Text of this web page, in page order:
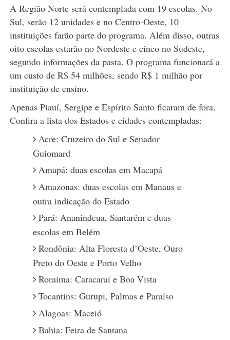
A Região Norte será contemplada com 19 escolas. No
Sul, serão 12 unidades e no Centro-Oeste, 10
instituições farão parte do programa. Além disso, outras
oito escolas estarão no Nordeste e cinco no Sudeste,
segundo informações da pasta. O programa funcionará a
um custo de R$ 54 milhões, sendo R$ 1 milhão por
instituição de ensino.
Apenas Piauí, Sergipe e Espírito Santo ficaram de fora.
Confira a lista dos Estados e cidades contempladas:
Acre: Cruzeiro do Sul e Senador
Guiomard
Amapá: duas escolas em Macapá
Amazonas: duas escolas em Manaus e
outra indicação do Estado
Pará: Ananindeua, Santarém e duas
escolas em Belém
Rondônia: Alta Floresta d’Oeste, Ouro
Preto do Oeste e Porto Velho
Roraima: Caracaraí e Boa Vista
Tocantins: Gurupi, Palmas e Paraíso
Alagoas: Maceió
Bahia: Feira de Santana